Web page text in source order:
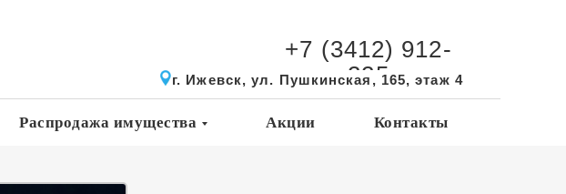
+7 (3412) 912-
225
г. Ижевск, ул. Пушкинская, 165, этаж 4
Распродажа имущества Акции Контакты